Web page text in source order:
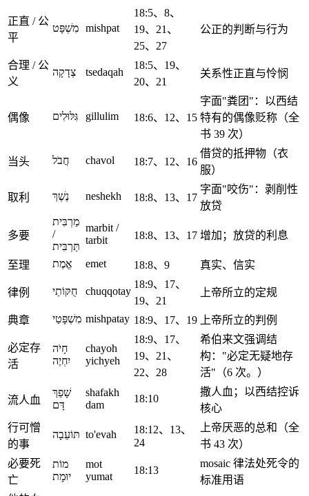
正直 / 公
平
מִשְׁפָּט mishpat
18:5、8、
19、21、
25、27
公正的判断与行为
合理 / 公
义
צְדָקָה tsedaqah
18:5、19、
20、21
关系性正直与怜悯
偶像 גִּלּוּלִים gillulim 18:6、12、15
字面"粪团"：以西结
特有的偶像贬称（全
书 39 次）
当头 חֲבֹל chavol 18:7、12、16
借贷的抵押物（衣
服）
取利 נֶשֶׁךְ neshekh 18:8、13、17
字面"咬伤"：剥削性
放贷
多要
מַרְבִּית
/
תַּרְבִּית
marbit /
tarbit
18:8、13、17 增加；放贷的利息
至理 אֱמֶת emet 18:8、9 真实、信实
律例 חֻקּוֹתַי chuqqotay
18:9、17、
19、21
上帝所立的定规
典章 מִשְׁפָּטַי mishpatay 18:9、17、19 上帝所立的判例
必定存
活
חָיֹה
יִחְיֶה
chayoh
yichyeh
18:9、17、
19、21、
22、28
希伯来文强调结
构："必定无疑地存
活"（6 次。）
流人血
שָׁפַךְ
דָּם
shafakh
dam
18:10
撒人血；以西结控诉
核心
行可憎
的事
תּוֹעֵבָה to'evah
18:12、13、
24
上帝厌恶的总和（全
书 43 次）
必要死
亡
מוֹת
יוּמָת
mot
yumat
18:13
mosaic 律法处死令的
标准用语